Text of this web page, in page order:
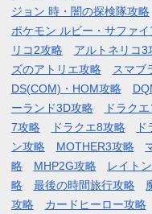
ジョン 時・闇の探検隊攻略
ポケモン ルビー・サファ
リコ2攻略
アルトネリコ3
ズのアトリエ攻略
スマブ
DS(COM)・HOM攻略
ーランド3D攻略
ドラク
7攻略
ドラクエ8攻略
ン攻略
MOTHER3攻略
略
MHP2G攻略 レイト
略
最後の時間旅行攻略
攻略
カードヒーロー攻略